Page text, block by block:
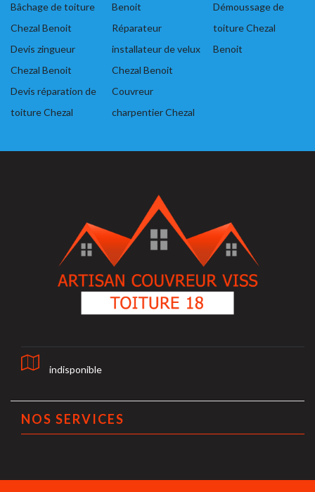
Bâchage de toiture
Chezal Benoit
Devis zingueur
Chezal Benoit
Devis réparation de
toiture Chezal
Benoit
Réparateur
installateur de velux
Chezal Benoit
Couvreur
charpentier Chezal
Démoussage de
toiture Chezal
Benoit
indisponible
NOS SERVICES